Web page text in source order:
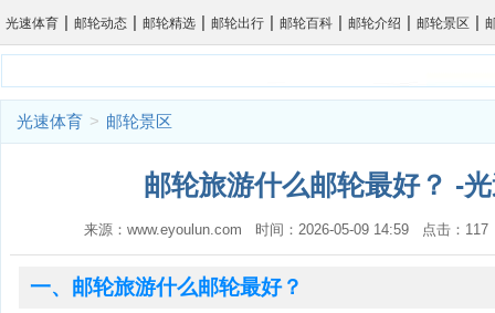
光速体育 | 邮轮动态 | 邮轮精选 | 邮轮出行 | 邮轮百科 | 邮轮介绍 | 邮轮景区 |
光速体育 > 邮轮景区
邮轮旅游什么邮轮最好？ -
来源：www.eyoulun.com 时间：2026-05-09 14:59 点击：
一、邮轮旅游什么邮轮最好？